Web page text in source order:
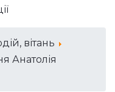
вітань
Анатолія